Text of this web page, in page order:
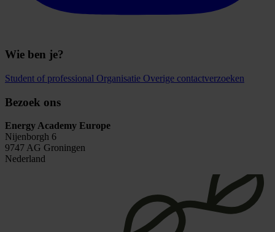
Wie ben je?
Student of professional Organisatie Overige contactverzoeken
Bezoek ons
Energy Academy Europe
Nijenborgh 6
9747 AG Groningen
Nederland